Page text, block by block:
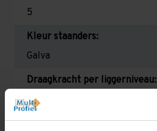
5
Kleur staanders:
Galva
Draagkracht per liggerniveau:
2.350 kg (780 kg per pallet)
Maximale jukbelasting: